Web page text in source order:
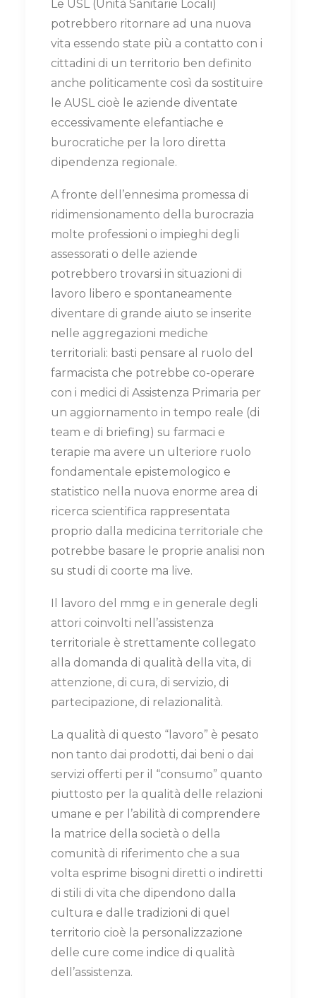
Le USL (Unità Sanitarie Locali)
potrebbero ritornare ad una nuova
vita essendo state più a contatto con i
cittadini di un territorio ben definito
anche politicamente così da sostituire
le AUSL cioè le aziende diventate
eccessivamente elefantiache e
burocratiche per la loro diretta
dipendenza regionale.
A fronte dell’ennesima promessa di
ridimensionamento della burocrazia
molte professioni o impieghi degli
assessorati o delle aziende
potrebbero trovarsi in situazioni di
lavoro libero e spontaneamente
diventare di grande aiuto se inserite
nelle aggregazioni mediche
territoriali: basti pensare al ruolo del
farmacista che potrebbe co-operare
con i medici di Assistenza Primaria per
un aggiornamento in tempo reale (di
team e di briefing) su farmaci e
terapie ma avere un ulteriore ruolo
fondamentale epistemologico e
statistico nella nuova enorme area di
ricerca scientifica rappresentata
proprio dalla medicina territoriale che
potrebbe basare le proprie analisi non
su studi di coorte ma live.
Il lavoro del mmg e in generale degli
attori coinvolti nell’assistenza
territoriale è strettamente collegato
alla domanda di qualità della vita, di
attenzione, di cura, di servizio, di
partecipazione, di relazionalità.
La qualità di questo “lavoro” è pesato
non tanto dai prodotti, dai beni o dai
servizi offerti per il “consumo” quanto
piuttosto per la qualità delle relazioni
umane e per l’abilità di comprendere
la matrice della società o della
comunità di riferimento che a sua
volta esprime bisogni diretti o indiretti
di stili di vita che dipendono dalla
cultura e dalle tradizioni di quel
territorio cioè la personalizzazione
delle cure come indice di qualità
dell’assistenza.